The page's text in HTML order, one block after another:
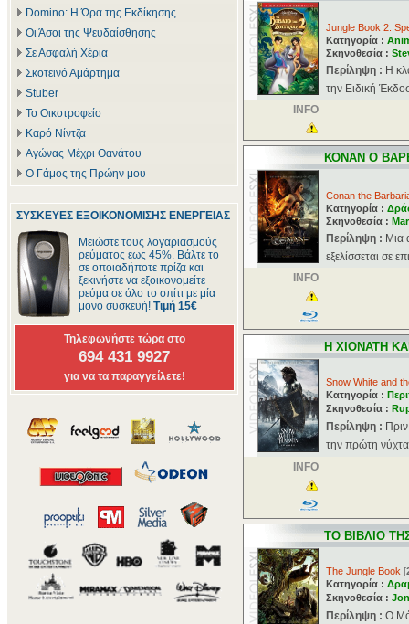
Domino: Η Ώρα της Εκδίκησης
Οι Άσοι της Ψευδαίσθησης
Σε Ασφαλή Χέρια
Σκοτεινό Αμάρτημα
Stuber
Το Οικοτροφείο
Καρό Νίντζα
Αγώνας Μέχρι Θανάτου
Ο Γάμος της Πρώην μου
ΣΥΣΚΕΥΕΣ ΕΞΟΙΚΟΝΟΜΙΣΗΣ ΕΝΕΡΓΕΙΑΣ
Μειώστε τους λογαριασμούς
ρεύματος εως 45%. Βάλτε το
σε οποιαδήποτε πρίζα και
ξεκινήστε να εξοικονομείτε
ρεύμα σε όλο το σπίτι με μία
μονο συσκευή! Τιμή 15€
Τηλεφωνήστε τώρα στο
694 431 9927
για να τα παραγγείλετε!
Jungle Book 2:
Κατηγορία :
Σκηνοθεσία :
Περίληψη : Η
την Ειδική
INFO
ΚΟΝΑΝ Ο
Conan the
Κατηγορία :
Σκηνοθεσία :
Περίληψη : Μια
εξελίσσεται σε
INFO
Η ΧΙΟΝΑΤΗ
Snow White and
Κατηγορία :
Σκηνοθεσία :
Περίληψη :
την πρώτη
INFO
ΤΟ ΒΙΒΛΙΟ
The Jungle Book [
Κατηγορία :
Σκηνοθεσία :
Περίληψη : Ο